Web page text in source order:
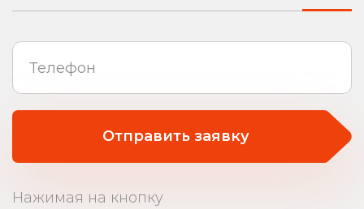
Отправить заявку
Нажимая на кнопку